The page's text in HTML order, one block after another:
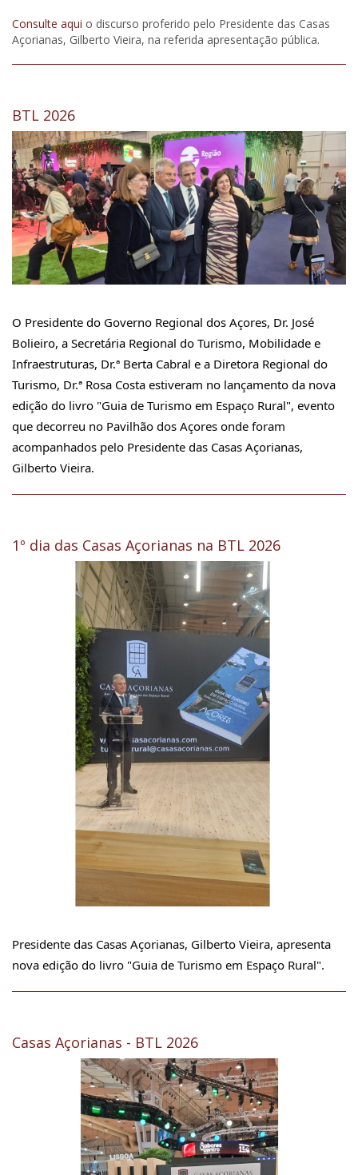
Consulte aqui o discurso proferido pelo Presidente das Casas
Açorianas, Gilberto Vieira, na referida apresentação pública.
BTL 2026
O Presidente do Governo Regional dos Açores, Dr. José
Bolieiro, a Secretária Regional do Turismo, Mobilidade e
Infraestruturas, Dr.ª Berta Cabral e a Diretora Regional do
Turismo, Dr.ª Rosa Costa estiveram no lançamento da nova
edição do livro "Guia de Turismo em Espaço Rural", evento
que decorreu no Pavilhão dos Açores onde foram
acompanhados pelo Presidente das Casas Açorianas,
Gilberto Vieira.
1º dia das Casas Açorianas na BTL 2026
Presidente das Casas Açorianas, Gilberto Vieira, apresenta
nova edição do livro "Guia de Turismo em Espaço Rural".
Casas Açorianas - BTL 2026